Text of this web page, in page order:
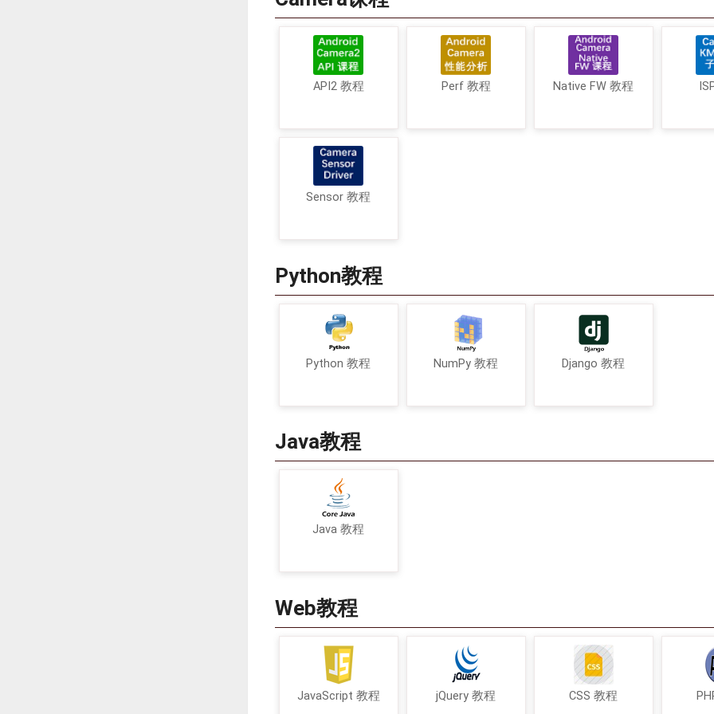
API2 教程 Perf 教程 Native FW 教程
Sensor 教程
Python教程
Python 教程 NumPy 教程 Django 教程
Java教程
Java 教程
Web教程
JavaScript 教程 jQuery 教程 CSS 教程